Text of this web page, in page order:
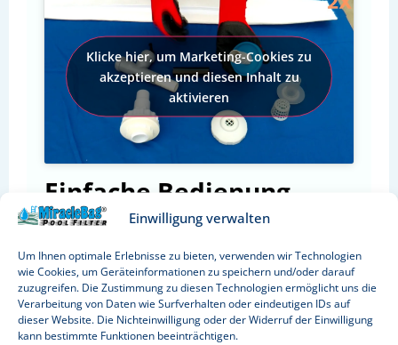
Einwilligung verwalten
Um Ihnen optimale Erlebnisse zu bieten, verwenden wir Technologien
wie Cookies, um Geräteinformationen zu speichern und/oder darauf
zuzugreifen. Die Zustimmung zu diesen Technologien ermöglicht uns die
Verarbeitung von Daten wie Surfverhalten oder eindeutigen IDs auf
dieser Website. Die Nichteinwilligung oder der Widerruf der Einwilligung
kann bestimmte Funktionen beeinträchtigen.
Klicke hier, um Marketing-Cookies zu
akzeptieren und diesen Inhalt zu
aktivieren
Einfache Bedienung
Der einfachste und effizienteste Weg ist
die Verwendung mit einer Tauchpumpe.
Eine Methode:Drehen Sie das Poolwasser
wie einen Strudel und stellen Sie die
Tauchpumpe in die Mitte, auf den Boden des